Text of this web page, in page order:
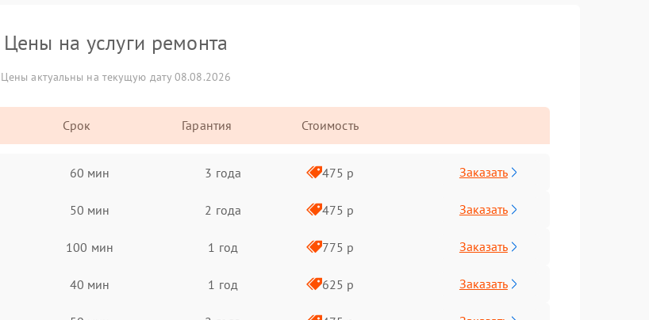
Цены на услуги ремонта
Цены актуальны на текущую дату 08.08.2026
Срок Гарантия Стоимость
60 мин 3 года 475 р Заказать
50 мин 2 года 475 р Заказать
100 мин 1 год 775 р Заказать
40 мин 1 год 625 р Заказать